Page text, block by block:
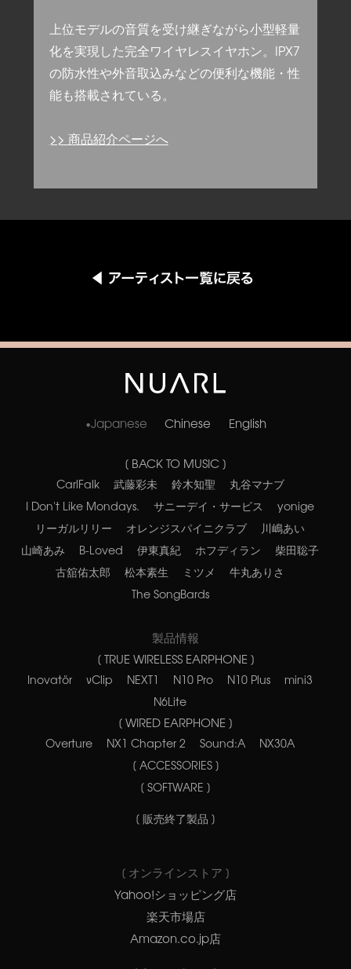
上位モデルの音質を受け継ぎながら小型軽量
化を実現した完全ワイヤレスイヤホン。IPX7
の防水性や外音取込みなどの便利な機能・性
能も搭載されている。
>> 商品紹介ページへ
Japanese Chinese English
[ BACK TO MUSIC ]
CarlFalk 武藤彩未 鈴木知聖
丸谷マナブ
I Don't Like Mondays.
サニーデイ・サービス
yonige
リーガルリリー
オレンジスパイニクラブ
川嶋あい
山崎あみ
B-Loved 伊東真紀 ホフディラン
柴田聡子
古舘佑太郎
松本素生 ミツメ
牛丸ありさ
The SongBards
製品情報
[ TRUE WIRELESS EARPHONE ]
Inovatör νClip NEXT1 N10 Pro N10 Plus
mini3
N6Lite
[ WIRED EARPHONE ]
Overture NX1 Chapter 2 Sound:A
NX30A
[ ACCESSORIES ]
[ SOFTWARE ]
[ 販売終了製品 ]
[ オンラインストア ]
Yahoo!ショッピング店
楽天市場店
Amazon.co.jp店